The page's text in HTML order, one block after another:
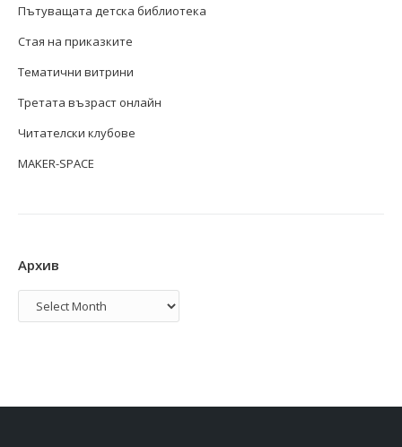
Пътуващата детска библиотека
Стая на приказките
Тематични витрини
Третата възраст онлайн
Читателски клубове
MAKER-SPACE
Архив
Архив